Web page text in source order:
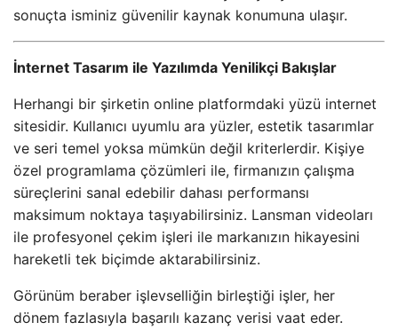
sonuçta isminiz güvenilir kaynak konumuna ulaşır.
İnternet Tasarım ile Yazılımda Yenilikçi Bakışlar
Herhangi bir şirketin online platformdaki yüzü internet
sitesidir. Kullanıcı uyumlu ara yüzler, estetik tasarımlar
ve seri temel yoksa mümkün değil kriterlerdir. Kişiye
özel programlama çözümleri ile, firmanızın çalışma
süreçlerini sanal edebilir dahası performansı
maksimum noktaya taşıyabilirsiniz. Lansman videoları
ile profesyonel çekim işleri ile markanızın hikayesini
hareketli tek biçimde aktarabilirsiniz.
Görünüm beraber işlevselliğin birleştiği işler, her
dönem fazlasıyla başarılı kazanç verisi vaat eder.